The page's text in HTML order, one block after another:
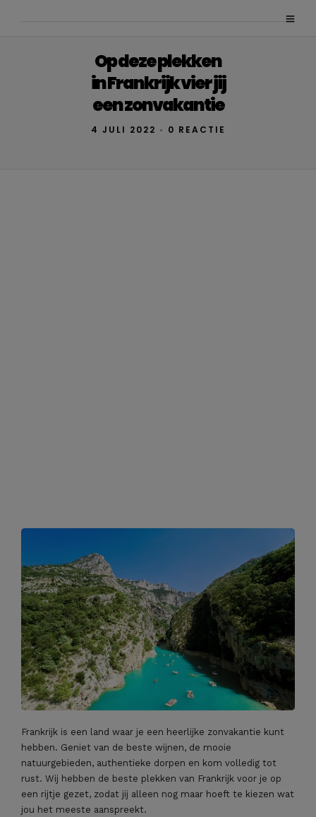
Op deze plekken
in Frankrijk vier jij
een zonvakantie
4 JULI 2022 • 0 REACTIE
Frankrijk is een land waar je een heerlijke zonvakantie kunt
hebben. Geniet van de beste wijnen, de mooie
natuurgebieden, authentieke dorpen en kom volledig tot
rust. Wij hebben de beste plekken van Frankrijk voor je op
een rijtje gezet, zodat jij alleen nog maar hoeft te kiezen wat
jou het meeste aanspreekt.